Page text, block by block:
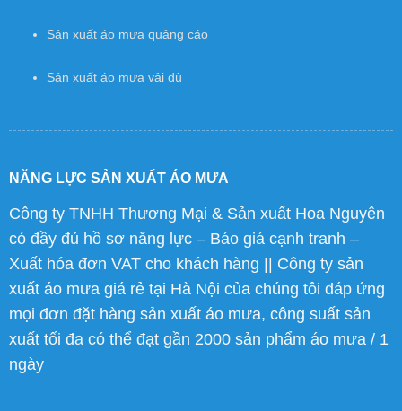
Sản xuất áo mưa quảng cáo
Sản xuất áo mưa vải dù
NĂNG LỰC SẢN XUẤT ÁO MƯA
Công ty TNHH Thương Mại & Sản xuất Hoa Nguyên
có đầy đủ hồ sơ năng lực – Báo giá cạnh tranh –
Xuất hóa đơn VAT cho khách hàng || Công ty sản
xuất áo mưa giá rẻ tại Hà Nội của chúng tôi đáp ứng
mọi đơn đặt hàng sản xuất áo mưa, công suất sản
xuất tối đa có thể đạt gần 2000 sản phẩm áo mưa / 1
ngày